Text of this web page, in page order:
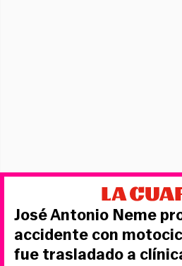
José Antonio Neme
accidente con
fue trasladado a